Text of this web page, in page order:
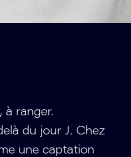
à ranger.
du jour J. Chez
une captation